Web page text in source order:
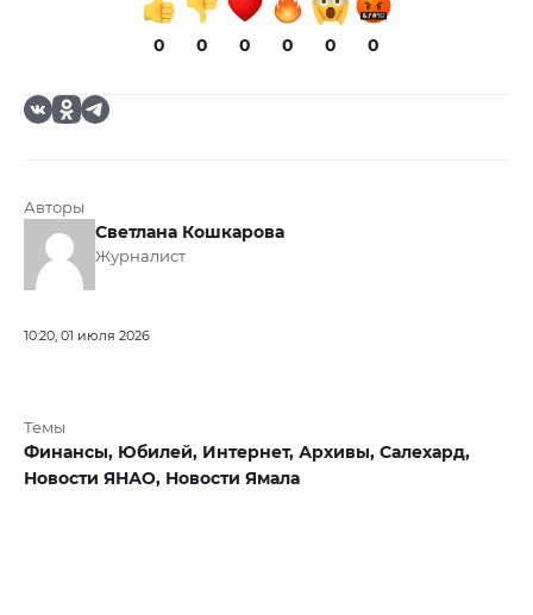
0 0 0 0 0 0
Авторы
Светлана Кошкарова
Журналист
10:20, 01 июля 2026
Темы
Финансы, Юбилей, Интернет, Архивы, Салехард,
Новости ЯНАО, Новости Ямала